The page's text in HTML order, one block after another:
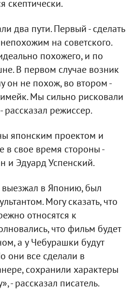
скептически.
два пути. Первый - сделать
на советского.
похожего, и по
В первом случае возник
он не похож, во втором -
Мы сильно рисковали
рассказал режиссер.
японским проектом и
в свое время стороны -
Эдуард Успенский.
выезжал в Японию, был
Могу сказать, что
относятся к
что фильм будет
а у Чебурашки будут
они все сделали в
сохранили характеры
- рассказал писатель.